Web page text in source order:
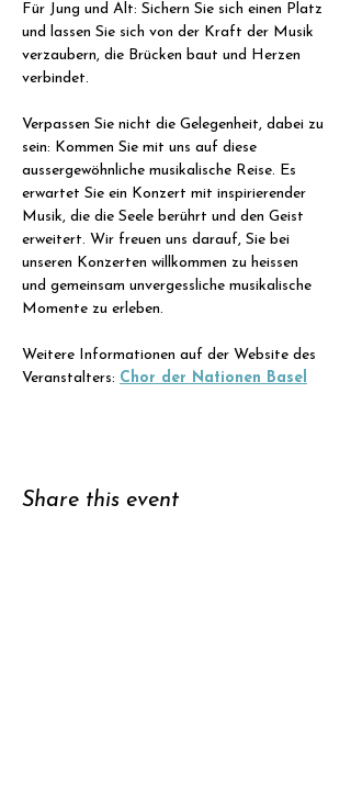
Für Jung und Alt: Sichern Sie sich einen Platz
und lassen Sie sich von der Kraft der Musik
verzaubern, die Brücken baut und Herzen
verbindet.
Verpassen Sie nicht die Gelegenheit, dabei zu
sein: Kommen Sie mit uns auf diese
aussergewöhnliche musikalische Reise. Es
erwartet Sie ein Konzert mit inspirierender
Musik, die die Seele berührt und den Geist
erweitert. Wir freuen uns darauf, Sie bei
unseren Konzerten willkommen zu heissen
und gemeinsam unvergessliche musikalische
Momente zu erleben.
Weitere Informationen auf der Website des
Veranstalters: Chor der Nationen Basel
Share this event